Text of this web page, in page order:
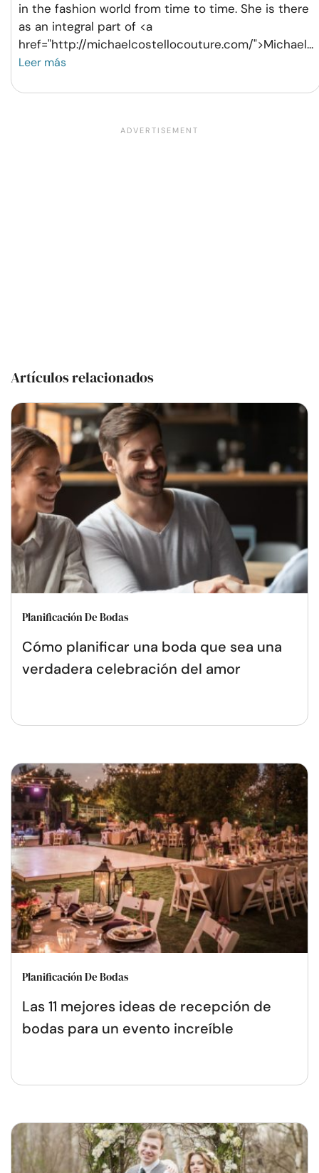
in the fashion world from time to time. She is there
as an integral part of <a
href="http://michaelcostellocouture.com/">Michael...
Leer más
Artículos relacionados
Planificación De Bodas
Cómo planificar una boda que sea una
verdadera celebración del amor
Planificación De Bodas
Las 11 mejores ideas de recepción de
bodas para un evento increíble